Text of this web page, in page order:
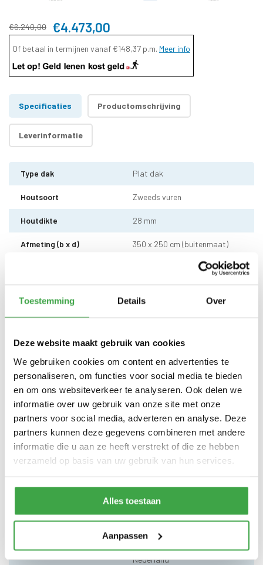
Toestemming Details Over
Deze website maakt gebruik van cookies
We gebruiken cookies om content en advertenties te
personaliseren, om functies voor social media te bieden
en om ons websiteverkeer te analyseren. Ook delen we
informatie over uw gebruik van onze site met onze
partners voor social media, adverteren en analyse. Deze
partners kunnen deze gegevens combineren met andere
informatie die u aan ze heeft verstrekt of die ze hebben
verzameld op basis van uw gebruik van hun services.
Alles toestaan
Aanpassen
€6.240,00 €4.473,00
Of betaal in termijnen vanaf €148,37 p.m. Meer info
Specificaties Productomschrijving
Leverinformatie
Type dak Plat dak
Houtsoort Zweeds vuren
Houtdikte 28 mm
Afmeting (b x d) 350 x 250 cm (buitenmaat)
Dakhoogte totaal
Dakmaat (b x d) 410 x 290 cm
Sleufpaal 12 x 12 cm - 4 stuks
18 mm OSB dakhout
Dakbedekking
EPDM uit 1 stuk geleverd incl.
kit, dak doorvoer en regenpijp
tot aan maaiveld - 10 jaar
garantie
Deur
Enkele deur zonder drempel -
Bevestigingsmaterialen
Alle bevestigingsmaterialen
Gratis thuisbezorgd - In
Nederland